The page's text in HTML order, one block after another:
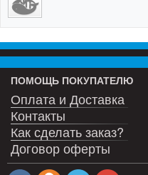
ПОМОЩЬ ПОКУПАТЕЛЮ
Оплата и Доставка
Контакты
Как сделать заказ?
Договор оферты